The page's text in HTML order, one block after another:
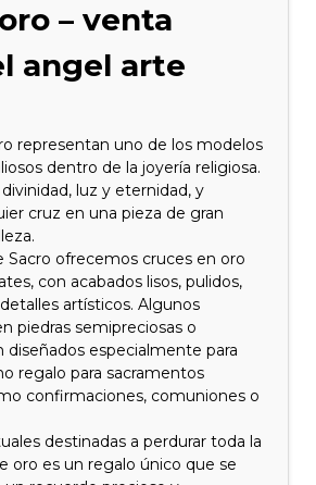
– venta
angel arte
representan uno de los modelos
dentro de la joyería religiosa.
luz y eternidad, y
cruz en una pieza de gran
Sacro ofrecemos cruces en oro
con acabados lisos, pulidos,
artísticos. Algunos
piedras semipreciosas o
diseñados especialmente para
regalo para sacramentos
confirmaciones, comuniones o
destinadas a perdurar toda la
oro es un regalo único que se